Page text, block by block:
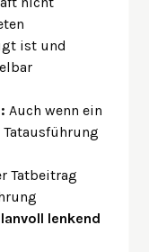
ist und
Auch wenn ein
Tatbeitrag
lenkend